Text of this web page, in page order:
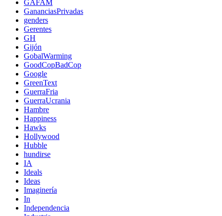
GAFAM
GananciasPrivadas
genders
Gerentes
GH
Gijón
GobalWarming
GoodCopBadCop
Google
GreenText
GuerraFria
GuerraUcrania
Hambre
Happiness
Hawks
Hollywood
Hubble
hundirse
IA
Ideals
Ideas
Imaginería
In
Independencia